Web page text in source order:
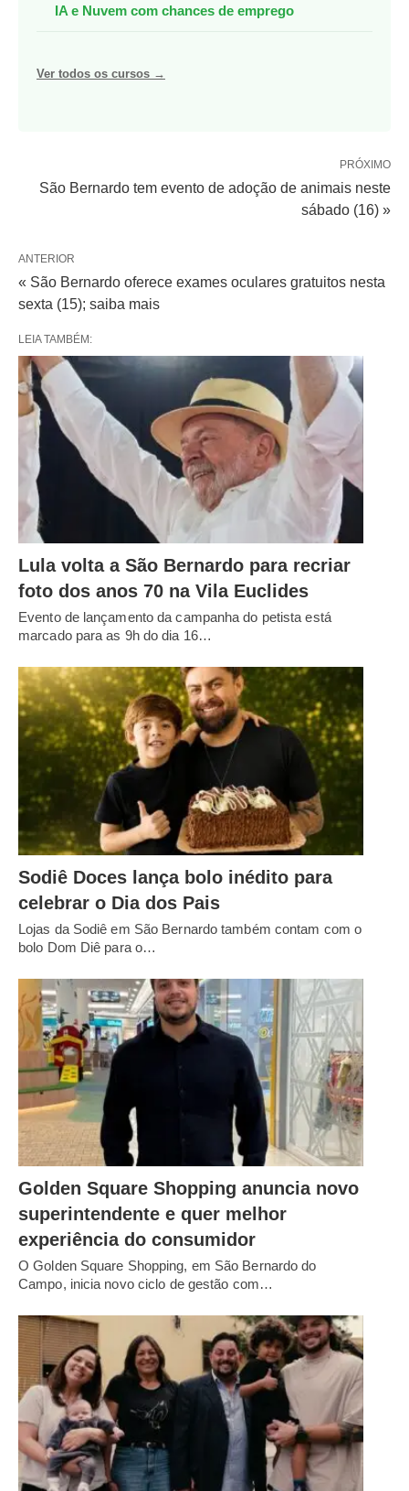
IA e Nuvem com chances de emprego
Ver todos os cursos →
PRÓXIMO
São Bernardo tem evento de adoção de animais neste
sábado (16) »
ANTERIOR
« São Bernardo oferece exames oculares gratuitos nesta
sexta (15); saiba mais
LEIA TAMBÉM:
Lula volta a São Bernardo para recriar
foto dos anos 70 na Vila Euclides
Evento de lançamento da campanha do petista está
marcado para as 9h do dia 16…
Sodiê Doces lança bolo inédito para
celebrar o Dia dos Pais
Lojas da Sodiê em São Bernardo também contam com o
bolo Dom Diê para o…
Golden Square Shopping anuncia novo
superintendente e quer melhor
experiência do consumidor
O Golden Square Shopping, em São Bernardo do
Campo, inicia novo ciclo de gestão com…